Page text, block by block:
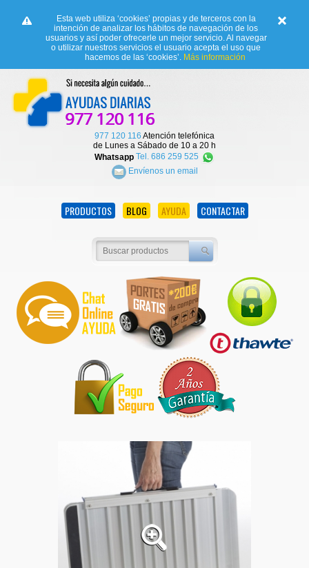
Esta web utiliza ‘cookies’ propias y de terceros con la
intención de analizar los hábitos de navegación de los
usuarios y así poder ofrecerle un mejor servicio. Al navegar
o utilizar nuestros servicios el usuario acepta el uso que
hacemos de las ‘cookies’. Más información
977 120 116 Atención telefónica
de Lunes a Sábado de 10 a 20 h
Whatsapp Tel. 686 259 525
Envíenos un email
PRODUCTOS BLOG AYUDA CONTACTAR